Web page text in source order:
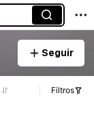
Seguir
Filtros